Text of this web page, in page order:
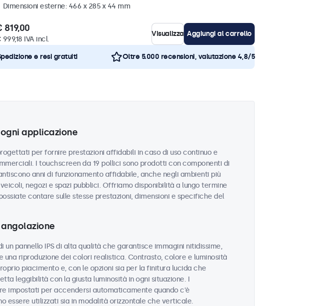
Dimensioni esterne: 466 x 285 x 44 mm
819,00
999,18 IVA incl.
Visualizza Aggiungi al carrello
e resi gratuiti Oltre 5.000 recensioni, valutazione 4,8/5
applicazione
per fornire prestazioni affidabili in caso di uso continuo e
I touchscreen da 19 pollici sono prodotti con componenti di
anni di funzionamento affidabile, anche negli ambienti più
negozi e spazi pubblici. Offriamo disponibilità a lungo termine
contare sulle stesse prestazioni, dimensioni e specifiche del
un pannello IPS di alta qualità che garantisce immagini nitidissime,
una riproduzione dei colori realistica. Contrasto, colore e luminosità
piacimento e, con le opzioni sia per la finitura lucida che
leggibilità con la giusta luminosità in ogni situazione. I
impostati per accendersi automaticamente quando c'è
essere utilizzati sia in modalità orizzontale che verticale.